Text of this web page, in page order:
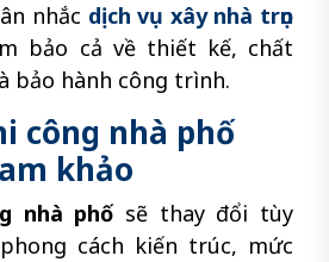
nhắc dịch vụ xây nhà trọn
bảo cả về thiết kế, chất
bảo hành công trình.
công nhà phố
khảo
nhà phốsẽ thay đổi tùy
cách kiến trúc, mức